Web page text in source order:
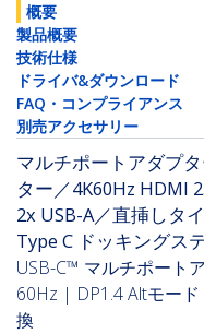
概要
製品概要
技術仕様
ドライバ&ダウンロード
FAQ・コンプライアンス
別売アクセサリー
マルチポートアダプ
ター／4K60Hz HDMI
2x USB-A／直挿しタ
Type C ドッキングス
USB-C™ マルチポー
60Hz | DP1.4 Altモー
換